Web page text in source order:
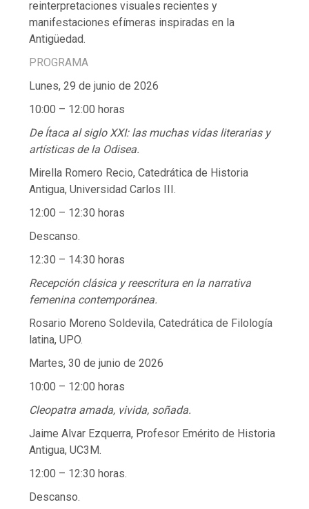
reinterpretaciones visuales recientes y
manifestaciones efímeras inspiradas en la
Antigüedad.
PROGRAMA
Lunes, 29 de junio de 2026
10:00 – 12:00 horas
De Ítaca al siglo XXI: las muchas vidas literarias y
artísticas de la Odisea.
Mirella Romero Recio, Catedrática de Historia
Antigua, Universidad Carlos III.
12:00 – 12:30 horas
Descanso.
12:30 – 14:30 horas
Recepción clásica y reescritura en la narrativa
femenina contemporánea.
Rosario Moreno Soldevila, Catedrática de Filología
latina, UPO.
Martes, 30 de junio de 2026
10:00 – 12:00 horas
Cleopatra amada, vivida, soñada.
Jaime Alvar Ezquerra, Profesor Emérito de Historia
Antigua, UC3M.
12:00 – 12:30 horas.
Descanso.